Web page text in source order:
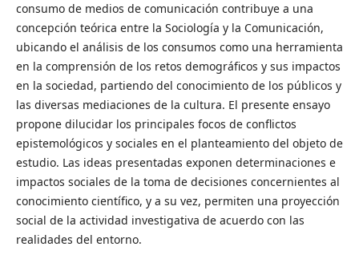
consumo de medios de comunicación contribuye a una
concepción teórica entre la Sociología y la Comunicación,
ubicando el análisis de los consumos como una herramienta
en la comprensión de los retos demográficos y sus impactos
en la sociedad, partiendo del conocimiento de los públicos y
las diversas mediaciones de la cultura. El presente ensayo
propone dilucidar los principales focos de conflictos
epistemológicos y sociales en el planteamiento del objeto de
estudio. Las ideas presentadas exponen determinaciones e
impactos sociales de la toma de decisiones concernientes al
conocimiento científico, y a su vez, permiten una proyección
social de la actividad investigativa de acuerdo con las
realidades del entorno.